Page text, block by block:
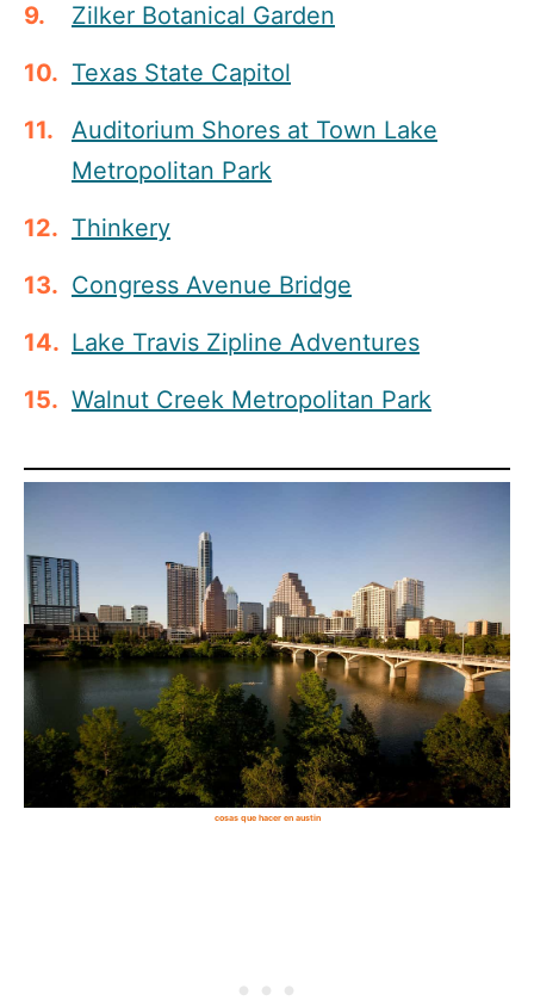
Zilker Botanical Garden
Texas State Capitol
Auditorium Shores at Town Lake
Metropolitan Park
Thinkery
Congress Avenue Bridge
Lake Travis Zipline Adventures
Walnut Creek Metropolitan Park
cosas que hacer en austin